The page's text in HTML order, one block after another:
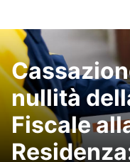
nullità
Fiscale